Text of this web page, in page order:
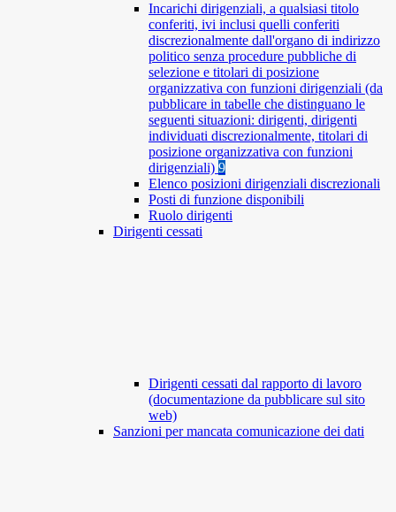
Incarichi dirigenziali, a qualsiasi titolo
conferiti, ivi inclusi quelli conferiti
discrezionalmente dall'organo di indirizzo
politico senza procedure pubbliche di
selezione e titolari di posizione
organizzativa con funzioni dirigenziali (da
pubblicare in tabelle che distinguano le
seguenti situazioni: dirigenti, dirigenti
individuati discrezionalmente, titolari di
posizione organizzativa con funzioni
dirigenziali) 9
Elenco posizioni dirigenziali discrezionali
Posti di funzione disponibili
Ruolo dirigenti
Dirigenti cessati
Dirigenti cessati dal rapporto di lavoro
(documentazione da pubblicare sul sito
web)
Sanzioni per mancata comunicazione dei dati